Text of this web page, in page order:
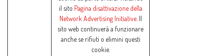
il sito Pagina disattivazione della
Network Advertising Initiative. Il
sito web continuerà a funzionare
anche se rifiuti o elimini questi
cookie.